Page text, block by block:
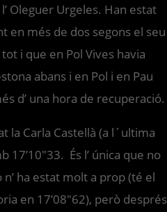
Oleguer Urgeles. Han estat
en més de dos segons el seu
i que en Pol Vives havia
abans i en Pol i en Pau
d’ una hora de recuperació.
la Carla Castellà (a l´ultima
17’10″33. És l’ única que no
ha estat molt a prop (té el
en 17’08″62), però després